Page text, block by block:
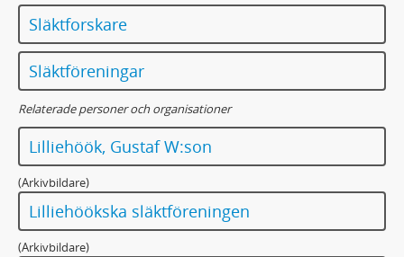
Släktforskare
Släktföreningar
Relaterade personer och organisationer
Lilliehöök, Gustaf W:son
(Arkivbildare)
Lilliehöökska släktföreningen
(Arkivbildare)